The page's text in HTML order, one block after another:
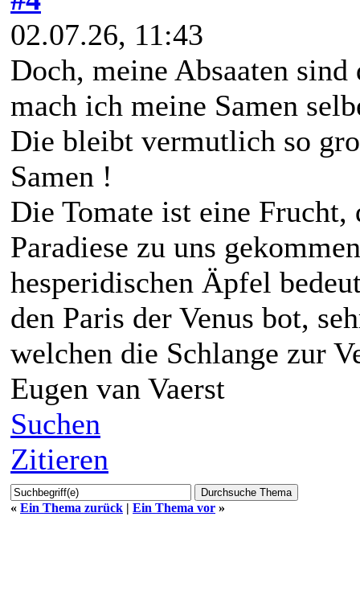
02.07.26, 11:43
Doch, meine Absaaten
mach ich meine Samen
Die bleibt vermutlich so
Samen !
Die Tomate ist eine
Paradiese zu uns
hesperidischen Äpfel
den Paris der Venus bot,
welchen die Schlange zur
Eugen van Vaerst
Suchen
Zitieren
« Ein Thema zurück | Ein Thema vor »